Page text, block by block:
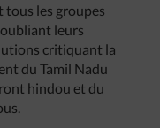
tous les groupes
oubliant leurs
critiquant la
du Tamil Nadu
hindou et du